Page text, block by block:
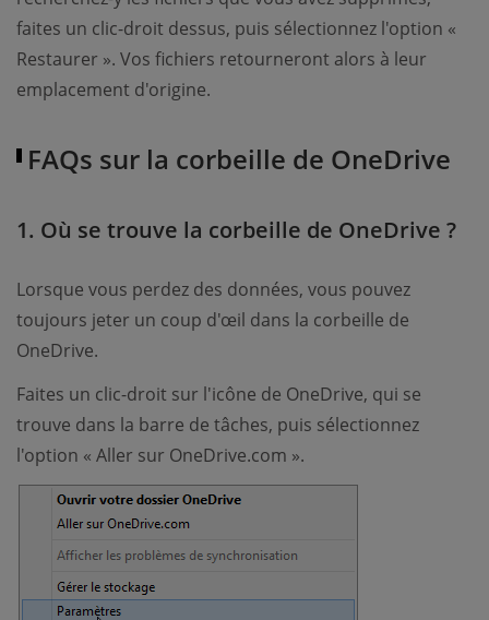
faites un clic-droit dessus, puis sélectionnez l'option «
Restaurer ». Vos fichiers retourneront alors à leur
emplacement d'origine.
FAQs sur la corbeille de OneDrive
1. Où se trouve la corbeille de OneDrive ?
Lorsque vous perdez des données, vous pouvez
toujours jeter un coup d'œil dans la corbeille de
OneDrive.
Faites un clic-droit sur l'icône de OneDrive, qui se
trouve dans la barre de tâches, puis sélectionnez
l'option « Aller sur OneDrive.com ».